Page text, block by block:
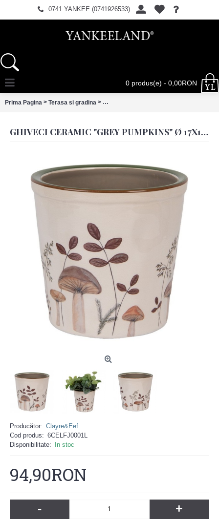
0741.YANKEE (0741926533)
0 produs(e) - 0,00RON
Prima Pagina > Terasa si gradina > Ghiveci ceramic "Grey Pumpkins" Ø
GHIVECI CERAMIC "GREY PUMPKINS" Ø 17X16 CM, CLAYRE & EEF
Producător: Clayre&Eef
Cod produs: 6CELFJ0001L
Disponibilitate:
In stoc
94,90RON
- +